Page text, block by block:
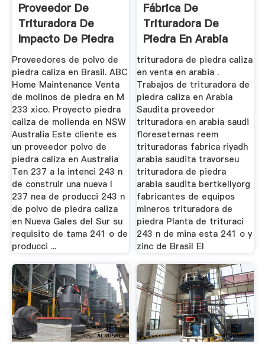
Proveedor De
Trituradora De
Impacto De Piedra
Caliza ...
Proveedores de polvo de
piedra caliza en Brasil. ABC
Home Maintenance Venta
de molinos de piedra en M
233 xico. Proyecto piedra
caliza de molienda en NSW
Australia Este cliente es
un proveedor polvo de
piedra caliza en Australia
Ten 237 a la intenci 243 n
de construir una nueva l
237 nea de producci 243 n
de polvo de piedra caliza
en Nueva Gales del Sur su
requisito de tama 241 o de
producci ...
Fábrica De
Trituradora De
Piedra En Arabia
Saudita ...
trituradora de piedra caliza
en venta en arabia .
Trabajos de trituradora de
piedra caliza en Arabia
Saudita proveedor
trituradora en arabia saudi
floreseternas reem
trituradoras fabrica riyadh
arabia saudita travorseu
trituradora de piedra
arabia saudita bertkellyorg
fabricantes de equipos
mineros trituradora de
piedra Planta de trituraci
243 n de mina esta 241 o y
zinc de Brasil El